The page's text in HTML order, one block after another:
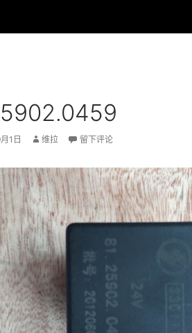
1日 维拉 留下评论